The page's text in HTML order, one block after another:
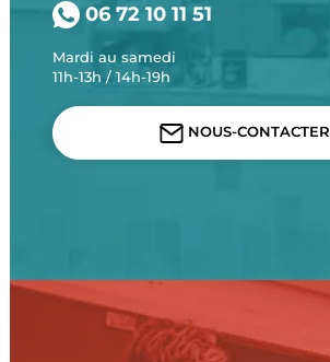
06 72 10 11 51
Mardi au samedi
11h-13h / 14h-19h
NOUS-CONTACTER